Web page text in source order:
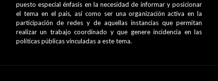
puesto especial énfasis en la necesidad de informar y posicionar
el tema en el país, así como ser una organización activa en la
participación de redes y de aquellas instancias que permitan
realizar un trabajo coordinado y que genere incidencia en las
políticas públicas vinculadas a este tema.